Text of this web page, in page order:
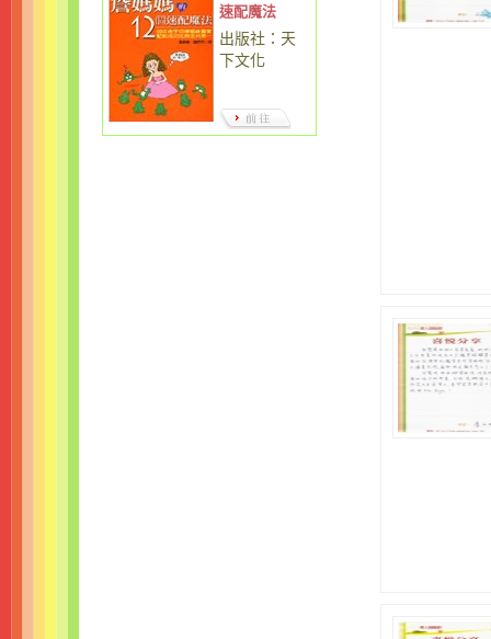
速配魔法
出版社：天
下文化